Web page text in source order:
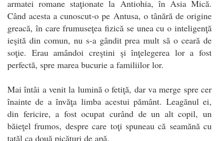
armatei romane staţionate la Antiohia, în Asia Mică.
Când acesta a cunoscut-o pe Antusa, o tânără de origine
greacă, în care frumuseţea fizică se unea cu o inteligenţă
ieşită din comun, nu s-a gândit prea mult să o ceară de
soţie. Erau amândoi creştini şi înţelegerea lor a fost
perfectă, spre marea bucurie a familiilor lor.
Mai întâi a venit la lumină o fetiţă, dar va merge spre cer
înainte de a învăţa limba acestui pământ. Leagănul ei,
din fericire, a fost ocupat curând de un alt copil, un
băieţel frumos, despre care toţi spuneau că seamănă cu
tatăl ca două picături de apă.